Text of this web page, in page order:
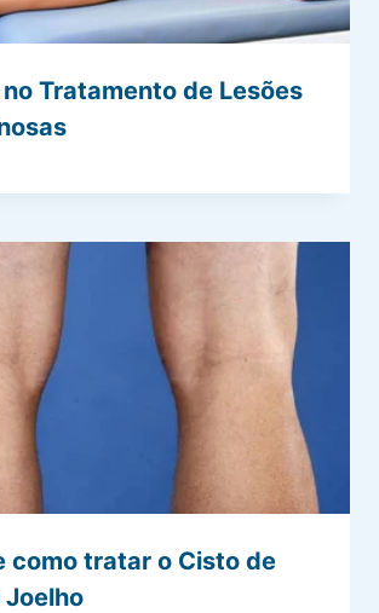
Tratamento de Lesões
como tratar o Cisto de
Joelho